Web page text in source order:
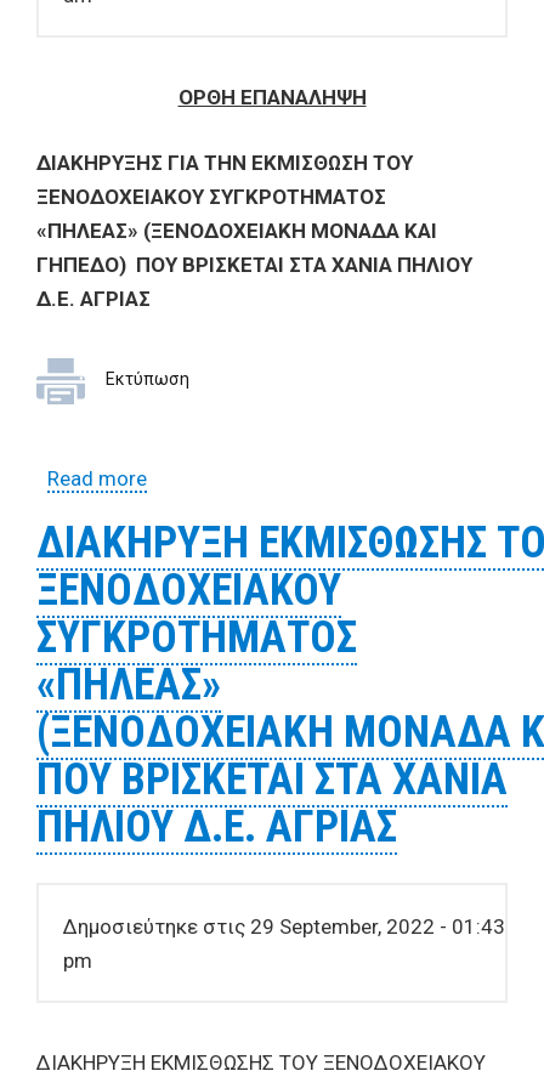
ΟΡΘΗ ΕΠΑΝΑΛΗΨΗ
ΔΙΑΚΗΡΥΞΗΣ ΓΙΑ ΤΗΝ ΕΚΜΙΣΘΩΣΗ ΤΟΥ
ΞΕΝΟΔΟΧΕΙΑΚΟΥ ΣΥΓΚΡΟΤΗΜΑΤΟΣ
«ΠΗΛΕΑΣ» (ΞΕΝΟΔΟΧΕΙΑΚΗ ΜΟΝΑΔΑ ΚΑΙ
ΓΗΠΕΔΟ) ΠΟΥ ΒΡΙΣΚΕΤΑΙ ΣΤΑ ΧΑΝΙΑ ΠΗΛΙΟΥ
Δ.Ε. ΑΓΡΙΑΣ
Εκτύπωση
Read moreabout ΟΡΘΗ ΕΠΑΝΑΛΗΨΗ- ΔΙΑΚΗΡΥΞΗ ΓΙΑ
ΣΥΓΚΡΟΤΗΜΑΤΟΣ
«ΠΗΛΕΑΣ» (ΞΕΝΟΔΟΧΕΙΑΚΗ ΜΟΝΑΔΑ ΚΑΙ
ΓΗΠΕΔΟ) ΠΟΥ ΒΡΙΣΚΕΤΑΙ ΣΤΑ ΧΑΝΙΑ
ΠΗΛΙΟΥ Δ.Ε. ΑΓΡΙΑΣ
ΔΙΑΚΗΡΥΞΗ ΕΚΜΙΣΘΩΣΗΣ
ΞΕΝΟΔΟΧΕΙΑΚΟΥ
ΣΥΓΚΡΟΤΗΜΑΤΟΣ
«ΠΗΛΕΑΣ»
(ΞΕΝΟΔΟΧΕΙΑΚΗ ΜΟΝΑΔΑ
ΠΟΥ ΒΡΙΣΚΕΤΑΙ ΣΤΑ ΧΑΝΙΑ
ΠΗΛΙΟΥ Δ.Ε. ΑΓΡΙΑΣ
Δημοσιεύτηκε στις 29 September, 2022 - 01:43
pm
ΔΙΑΚΗΡΥΞΗ ΕΚΜΙΣΘΩΣΗΣ ΤΟΥ ΞΕΝΟΔΟΧΕΙΑΚΟΥ